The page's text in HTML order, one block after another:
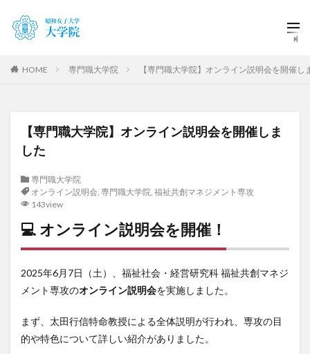
HOME 専門職大学院 【専門職大学院】オンライン説明会を開催し
【専門職大学院】オンライン説明会を開催しま
した
専門職大学院
オンライン説明会, 専門職大学院, 福祉共創マネジメント専攻
143view
💻 オンライン説明会を開催！
2025年6月7日（土）、福祉社会・経営研究科 福祉共創マネジ
メント専攻のオンライン説明会を実施しました。
まず、太田行信特命教授による全体説明が行われ、専攻の目
的や特色について詳しい紹介がありました。